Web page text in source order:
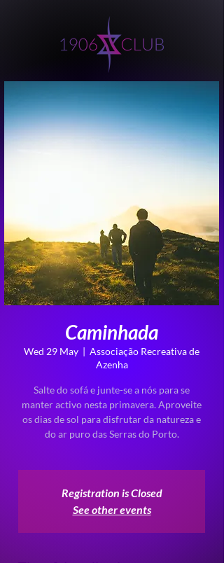
Caminhada
Wed 29 May
  |
Associação Recreativa de
Azenha
Salte do sofá e junte-se a nós para se
manter activo nesta primavera. Aproveite
os dias de sol para disfrutar da natureza e
do ar puro das Serras do Porto.
Registration is Closed
See other events